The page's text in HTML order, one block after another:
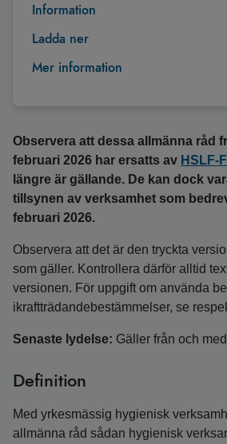
Information
Ladda ner
Mer information
Observera att dessa allmänna råd
februari 2026 har ersatts av HSLF-
längre är gällande. De kan dock
tillsynen av verksamhet som
februari 2026.
Observera att det är den tryckta
som gäller. Kontrollera därför alltid
versionen. För uppgift om använda
ikraftträdandebestämmelser, se
Senaste lydelse: Gäller från och
Definition
Med yrkesmässig hygienisk
allmänna råd sådan hygienisk